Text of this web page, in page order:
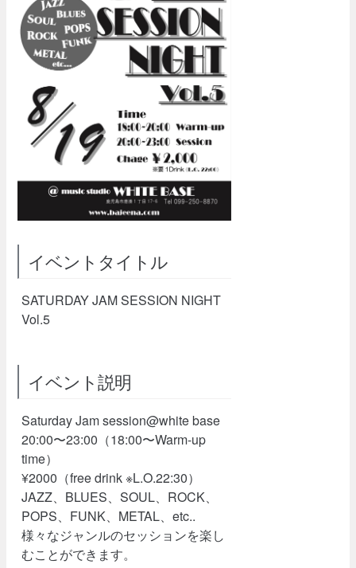
イベントタイトル
SATURDAY JAM SESSION NIGHT
Vol.5
イベント説明
Saturday Jam session@white base
20:00〜23:00（18:00〜Warm-up
time）
¥2000（free drink ※L.O.22:30）
JAZZ、BLUES、SOUL、ROCK、
POPS、FUNK、METAL、etc..
様々なジャンルのセッションを楽し
むことができます。